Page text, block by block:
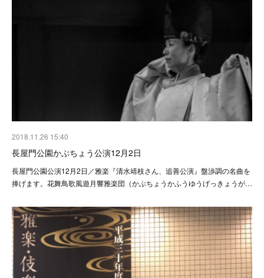
2018.11.26 15:40
長屋門公園かぶちょう公演12月2日
長屋門公園公演12月2日／雅楽『清水靖枝さん、追善公演』盤渉調の名曲を
捧げます。花舞鳥歌風遊月響雅楽団（かぶちょうかふうゆうげっきょうが…